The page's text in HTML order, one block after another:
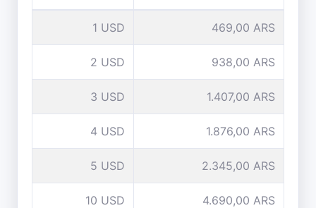
1 USD 469,00 ARS
2 USD 938,00 ARS
3 USD 1.407,00 ARS
4 USD 1.876,00 ARS
5 USD 2.345,00 ARS
10 USD 4.690,00 ARS